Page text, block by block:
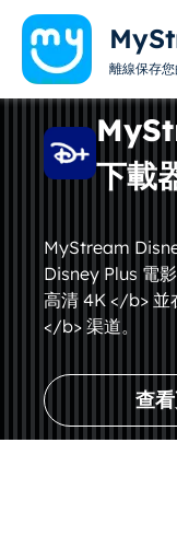
離線保存
下載
MyStream
Disney Plus 電
高清 4K </b> 並
</b> 渠道。
查